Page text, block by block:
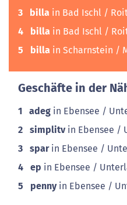
3 billa in Bad Ischl /
4 billa in Bad Ischl /
5 billa in Scharnstein /
Geschäfte in der
1 adeg in Ebensee /
2 simplitvin Ebensee /
3 sparin Ebensee /
4 ep in Ebensee /
5 pennyin Ebensee /